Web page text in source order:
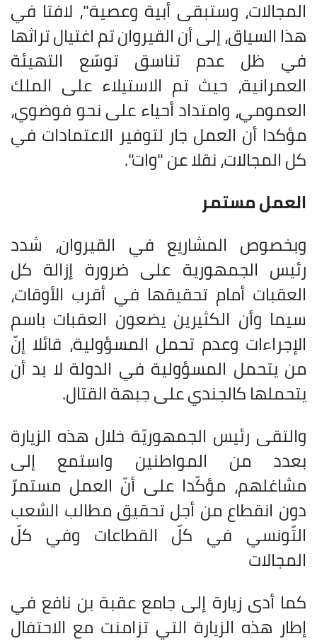
المجالات، وستبقى أبية وعصية"، لافتا في
هذا السياق، إلى أن القيروان تم اغتيال تراثها
في ظل عدم تناسق توسّع التهيئة
العمرانية، حيث تم الاستيلاء على الملك
العمومي، وامتداد أحياء على نحو فوضوي،
مؤكدا أن العمل جار لتوفير الاعتمادات في
كل المجالات، نقلا عن "وات".
العمل مستمر
وبخصوص المشاريع في القيروان، شدد
رئيس الجمهورية على ضرورة إزالة كل
العقبات أمام تحقيقها في أقرب الأوقات،
سيما وأن الكثيرين يضعون العقبات باسم
الإجراءات وعدم تحمل المسؤولية، قائلا إنّ
من يتحمل المسؤولية في الدولة لا بد أن
يتحملها كالجندي على جبهة القتال.
والتقى رئيس الجمهوريّة خلال هذه الزيارة
بعدد من المواطنين واستمع إلى
مشاغلهم، مؤكّدا على أنّ العمل مستمرّ
دون انقطاع من أجل تحقيق مطالب الشعب
التّونسي في كلّ القطاعات وفي كلّ
المجالات
كما أدى زيارة إلى جامع عقبة بن نافع في
إطار هذه الزيارة التي تزامنت مع الاحتفال